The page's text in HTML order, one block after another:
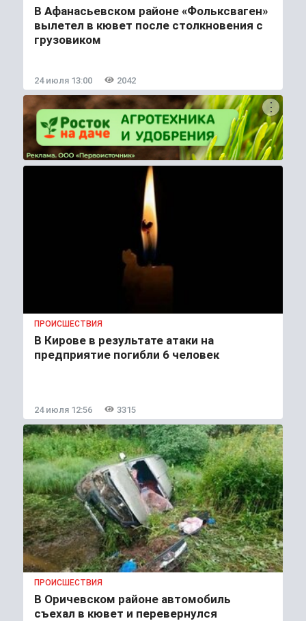
В Афанасьевском районе «Фольксваген»
вылетел в кювет после столкновения с
грузовиком
24 июля 13:00 2042
ПРОИСШЕСТВИЯ
В Кирове в результате атаки на
предприятие погибли 6 человек
24 июля 12:56 3315
ПРОИСШЕСТВИЯ
В Оричевском районе автомобиль
съехал в кювет и перевернулся